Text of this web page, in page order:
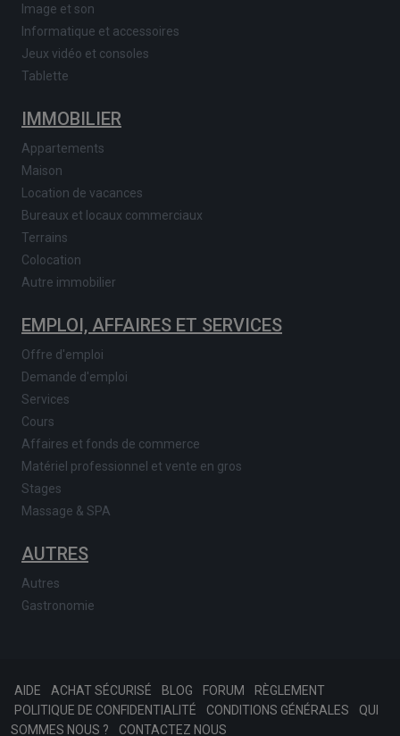
Image et son
Informatique et accessoires
Jeux vidéo et consoles
Tablette
IMMOBILIER
Appartements
Maison
Location de vacances
Bureaux et locaux commerciaux
Terrains
Colocation
Autre immobilier
EMPLOI, AFFAIRES ET SERVICES
Offre d'emploi
Demande d'emploi
Services
Cours
Affaires et fonds de commerce
Matériel professionnel et vente en gros
Stages
Massage & SPA
AUTRES
Autres
Gastronomie
AIDE ACHAT SÉCURISÉ BLOG FORUM
RÈGLEMENT
POLITIQUE DE CONFIDENTIALITÉ
CONDITIONS GÉNÉRALES
QUI
SOMMES NOUS ?
CONTACTEZ NOUS